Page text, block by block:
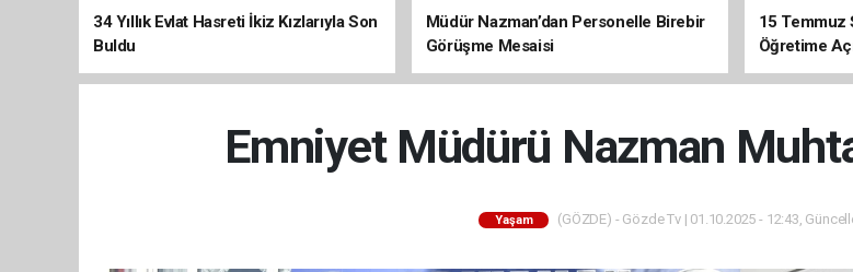
34 Yıllık Evlat Hasreti İkiz Kızlarıyla Son
Buldu
Müdür Nazman’dan Personelle Birebir
Görüşme Mesaisi
15 Temmuz
Öğretime
Emniyet Müdürü Nazman
Yaşam (GÖZDE) - Gözde Tv | 01.10.2025 - 12:43,